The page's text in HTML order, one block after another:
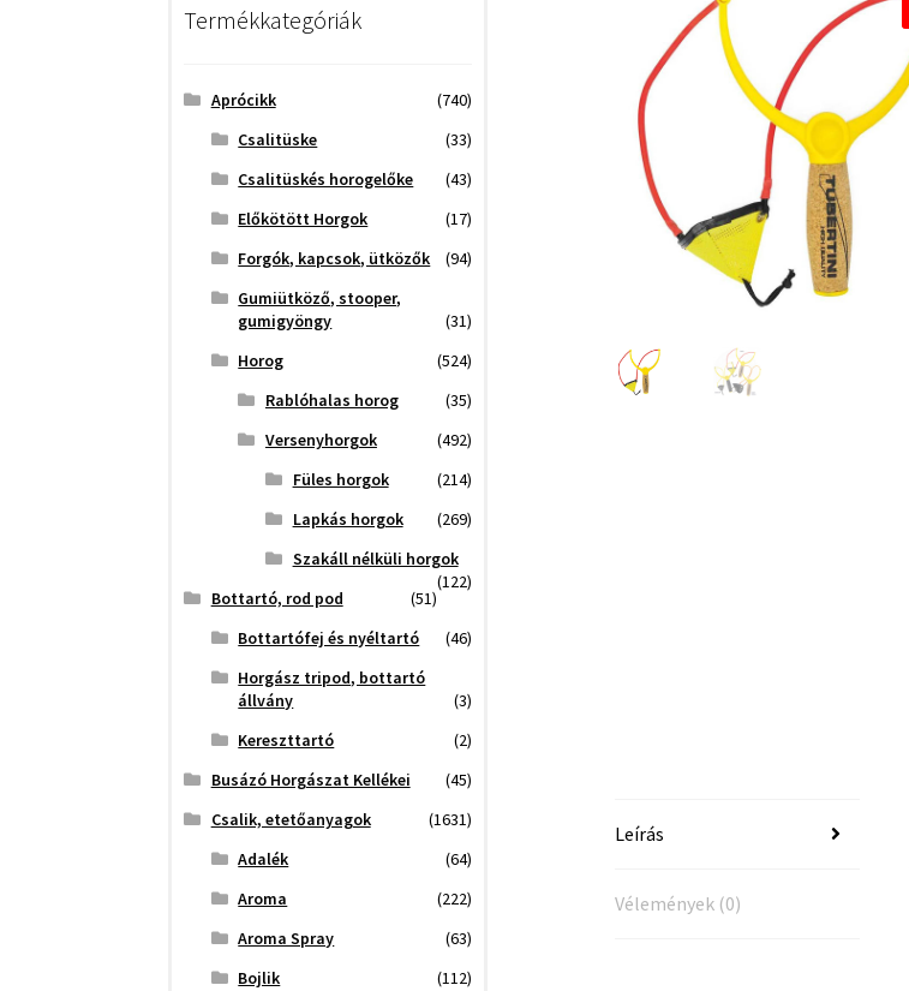
Leírás
Vélemények (0)
Termékkategóriák
Aprócikk
(740)
Csalitüske
(33)
Csalitüskés horogelőke
(43)
Előkötött Horgok
(17)
Forgók, kapcsok, ütközők
(94)
Gumiütköző, stooper,
gumigyöngy
(31)
Horog
(524)
Rablóhalas horog
(35)
Versenyhorgok
(492)
Füles horgok
(214)
Lapkás horgok
(269)
Szakáll nélküli horgok
(122)
Bottartó, rod pod
(51)
Bottartófej és nyéltartó
(46)
Horgász tripod, bottartó
állvány
(3)
Kereszttartó
(2)
Busázó Horgászat Kellékei
(45)
Csalik, etetőanyagok
(1631)
Adalék
(64)
Aroma
(222)
Aroma Spray
(63)
Bojlik
(112)